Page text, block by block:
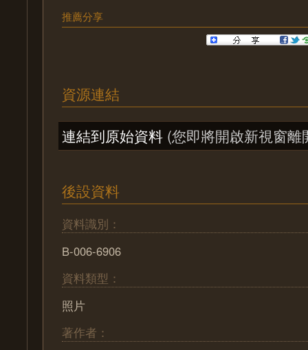
推薦分享
資源連結
連結到原始資料 (您即將開啟新視窗離
後設資料
資料識別：
B-006-6906
資料類型：
照片
著作者：